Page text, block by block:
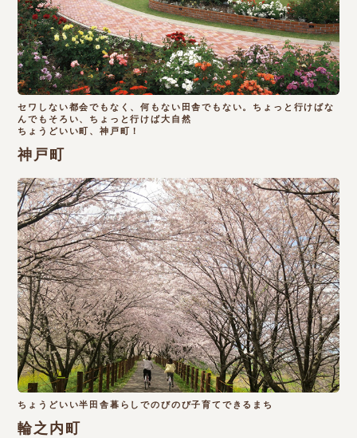
セワしない都会でもなく、何もない田舎でもない。ちょっと行けばな
んでもそろい、ちょっと行けば大自然
ちょうどいい町、神戸町！
神戸町
ちょうどいい半田舎暮らしでのびのび子育てできるまち
輪之内町